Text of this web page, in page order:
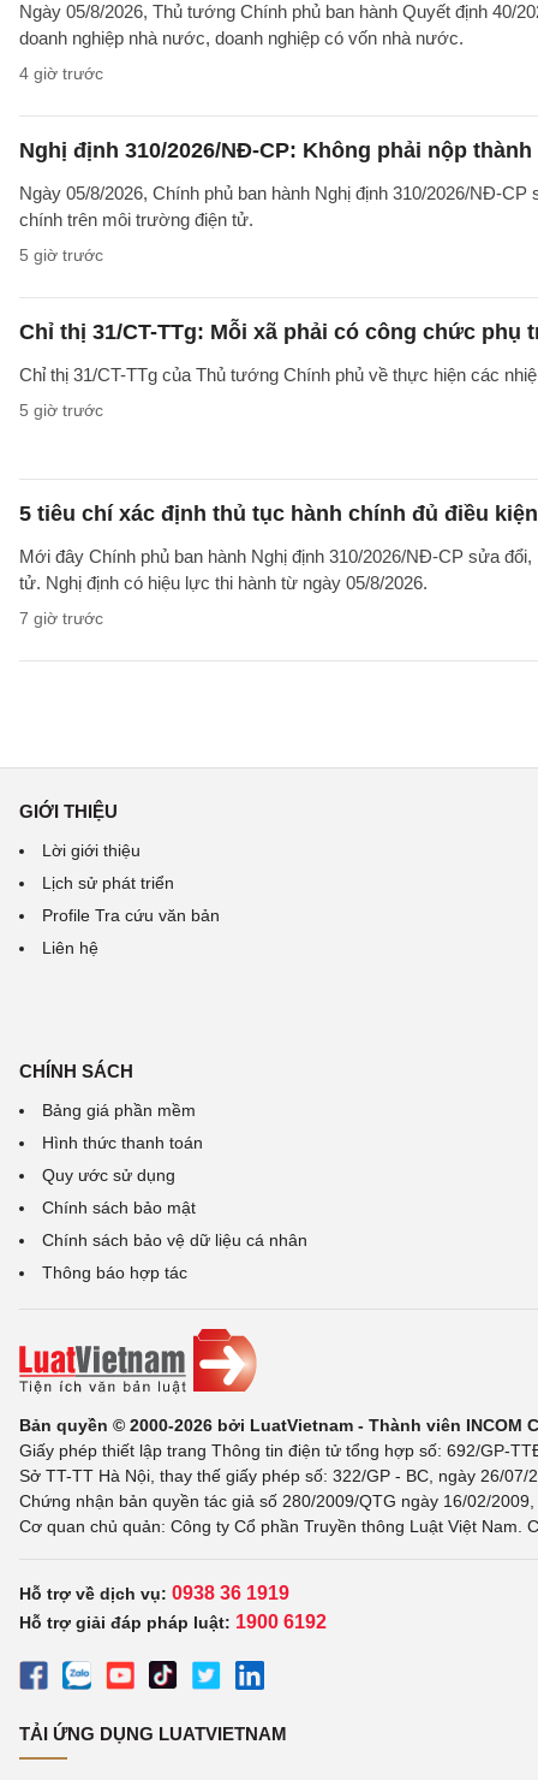
Ngày 05/8/2026, Thủ tướng Chính phủ ban hành Quyết định 40/
doanh nghiệp nhà nước, doanh nghiệp có vốn nhà nước.
4 giờ trước
Nghị định 310/2026/NĐ-CP: Không phải nộp
Ngày 05/8/2026, Chính phủ ban hành Nghị định 310/2026/NĐ-
chính trên môi trường điện tử.
5 giờ trước
Chỉ thị 31/CT-TTg: Mỗi xã phải có công chức phụ
Chỉ thị 31/CT-TTg của Thủ tướng Chính phủ về thực hiện các
5 giờ trước
5 tiêu chí xác định thủ tục hành chính đủ điều
Mới đây Chính phủ ban hành Nghị định 310/2026/NĐ-CP sửa
tử. Nghị định có hiệu lực thi hành từ ngày 05/8/2026.
7 giờ trước
GIỚI THIỆU
Lời giới thiệu
Lịch sử phát triển
Profile Tra cứu văn bản
Liên hệ
CHÍNH SÁCH
Bảng giá phần mềm
Hình thức thanh toán
Quy ước sử dụng
Chính sách bảo mật
Chính sách bảo vệ dữ liệu cá nhân
Thông báo hợp tác
Bản quyền © 2000-2026 bởi LuatVietnam - Thành viên INCOM
Giấy phép thiết lập trang Thông tin điện tử tổng hợp số: 692/GP-
Sở TT-TT Hà Nội, thay thế giấy phép số: 322/GP - BC, ngày 26/
Chứng nhận bản quyền tác giả số 280/2009/QTG ngày 16/02/
Cơ quan chủ quản: Công ty Cổ phần Truyền thông Luật Việt Nam.
Hỗ trợ về dịch vụ: 0938 36 1919
Hỗ trợ giải đáp pháp luật: 1900 6192
TẢI ỨNG DỤNG LUATVIETNAM